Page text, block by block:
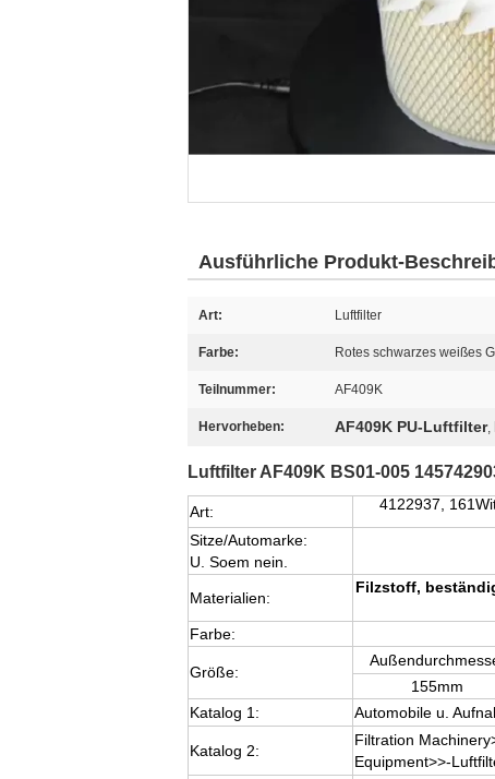
Ausführliche Produkt-
Art: Luftfilter
Farbe: Rotes schwarzes weißes
Teilnummer: AF409K
Hervorheben: AF409K PU-Luftfilter,
Luftfilter AF409K BS01-005
Art:
4122937,
Sitze/Automarke:
U. Soem nein.
Materialien:
Filzstoff,
Farbe:
Größe:
155mm
Katalog 1:
Automobile u.
Katalog 2:
Filtration
Equipment>>-